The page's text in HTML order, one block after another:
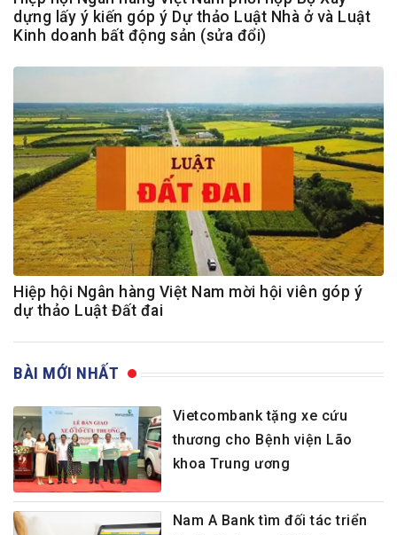
dựng lấy ý kiến góp ý Dự thảo Luật Nhà ở và Luật
Kinh doanh bất động sản (sửa đổi)
Hiệp hội Ngân hàng Việt Nam mời hội viên góp ý
dự thảo Luật Đất đai
BÀI MỚI NHẤT
Vietcombank tặng xe cứu
thương cho Bệnh viện Lão
khoa Trung ương
Nam A Bank tìm đối tác triển